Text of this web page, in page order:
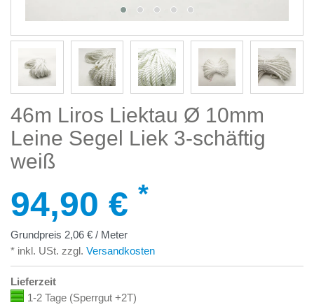
46m Liros Liektau Ø 10mm
Leine Segel Liek 3-schäftig
weiß
94,90 € *
Grundpreis 2,06 € / Meter
* inkl. USt. zzgl. Versandkosten
Lieferzeit
1-2 Tage (Sperrgut +2T)